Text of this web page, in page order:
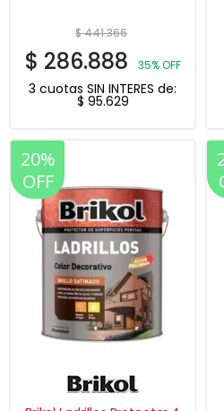
$441.366
$ 286.888 35% OFF
3 cuotas SIN INTERES de:
$ 95.629
20%
OFF